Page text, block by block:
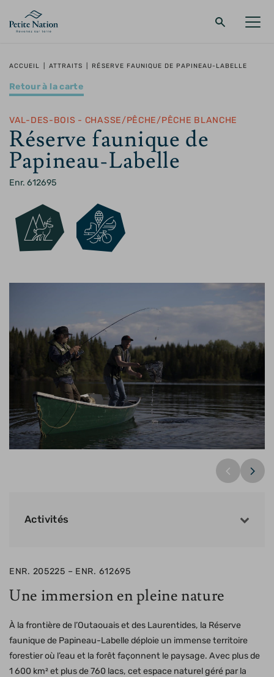
Retour au menu principal
LA RÉGION
Retour au menu principal
PROMENADES – QUOI FAIRE
Retour au menu principal
HÉBERGEMENT
Retour au menu principal
RESTAURANT
ACCUEIL ATTRAITS RÉSERVE FAUNIQUE DE PAPINEAU-LABELLE
Retour à la carte
VAL-DES-BOIS - CHASSE/PÊCHE/PÊCHE BLANCHE
Réserve faunique de
Papineau-Labelle
Enr. 612695
Réserve faunique de Papineau-Labelle
Activités
ENR. 205225 – ENR. 612695
Une immersion en pleine nature
À la frontière de l’Outaouais et des Laurentides, la Réserve
faunique de Papineau-Labelle déploie un immense territoire
forestier où l’eau et la forêt façonnent le paysage. Avec plus de
1 600 km² et plus de 760 lacs, cet espace naturel géré par la